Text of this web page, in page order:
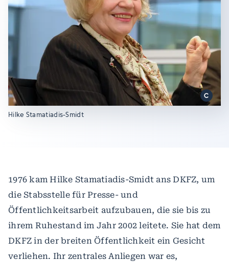
Hilke Stamatiadis-Smidt
1976 kam Hilke Stamatiadis-Smidt ans DKFZ, um
die Stabsstelle für Presse- und
Öffentlichkeitsarbeit aufzubauen, die sie bis zu
ihrem Ruhestand im Jahr 2002 leitete. Sie hat dem
DKFZ in der breiten Öffentlichkeit ein Gesicht
verliehen. Ihr zentrales Anliegen war es,